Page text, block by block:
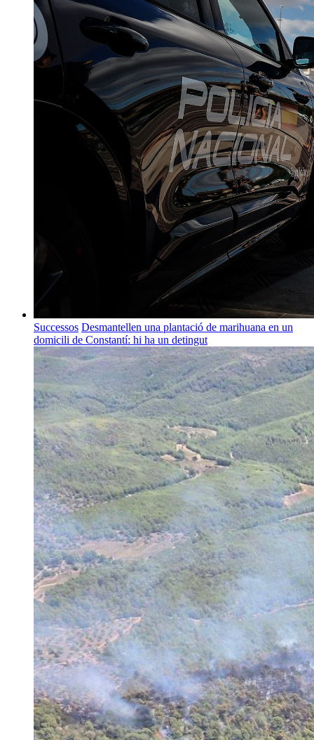
Successos Desmantellen una plantació de marihuana en un
domicili de Constantí: hi ha un detingut